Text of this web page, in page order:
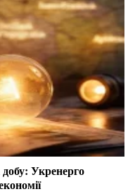
Укренерго